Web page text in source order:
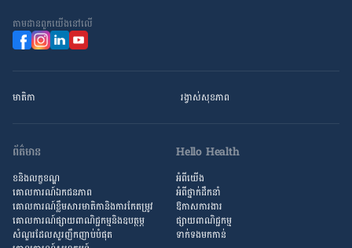
តាម​ដាន​ពួក​យើង​នៅ​លើ
មាតិកា រង្វាស់​សុខភាព
ព័ត៌មាន
ខនិងលក្ខខណ្ឌ
គោលការណ៍ឯកជនភាព
គោលការណ៍​ខ្លឹម​សារ​មាតិកា​និង​ការ​កែតម្រូវ
គោលការណ៍ផ្សាយពាណិជ្ជកម្មនិងឧបត្ថម្ភ
សំណួរ​ដែល​សួរ​ញឹកញាប់​បំផុត
Hello Health
អំពីយើង
អំពី​ថ្នាក់ដឹកនាំ
ឱកាស​ការងារ
ផ្សាយពាណិជ្ជកម្ម
ទាក់ទងមកកាន់